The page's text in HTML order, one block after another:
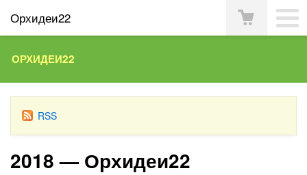
Орхидеи22
ОРХИДЕИ22
RSS
2018 — Орхидеи22